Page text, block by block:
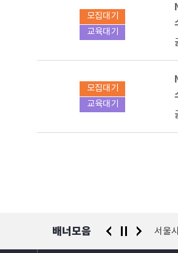
모집대기
교육대기
모집대기
교육대기
배너모음
경찰청 유실물 통합포털 서울